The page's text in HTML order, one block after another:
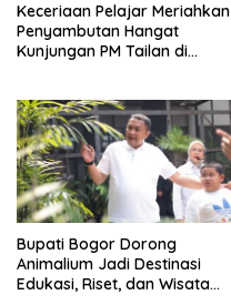
Keceriaan Pelajar Meriahkan
Penyambutan Hangat
Kunjungan PM Tailan di
Bupati Bogor Dorong
Animalium Jadi Destinasi
Edukasi, Riset, dan Wisata